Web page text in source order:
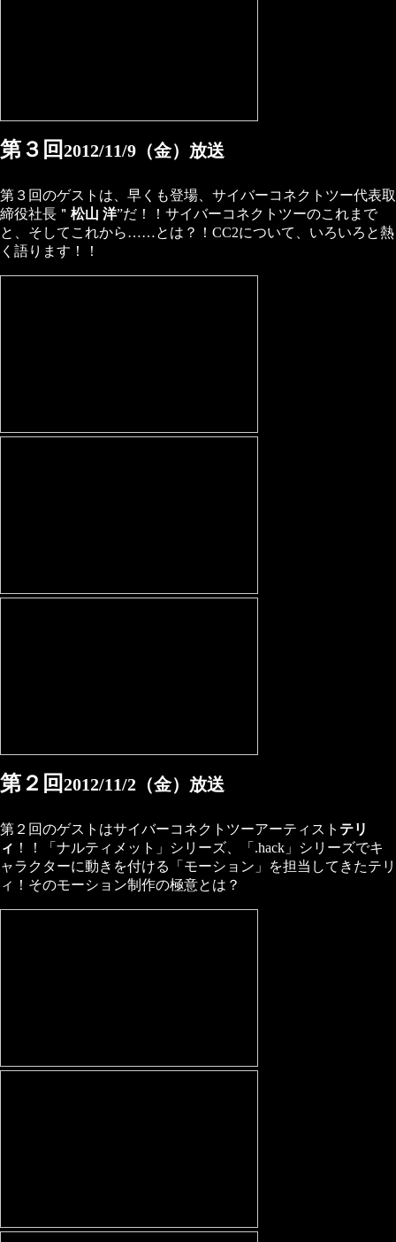
第３回2012/11/9（金）放送
第３回のゲストは、早くも登場、サイバーコネクトツー代表取
締役社長＂ 松山 洋”だ！！サイバーコネクトツーのこれまで
と、そしてこれから……とは？！CC2について、いろいろと熱
く語ります！！
第２回2012/11/2（金）放送
第２回のゲストはサイバーコネクトツーアーティスト テリ
ィ ！！「ナルティメット」シリーズ、「.hack」シリーズでキ
ャラクターに動きを付ける「モーション」を担当してきたテリ
ィ！そのモーション制作の極意とは？